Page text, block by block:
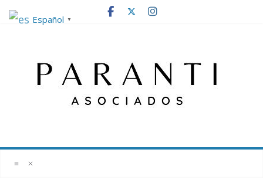
Saltar
Español ▼